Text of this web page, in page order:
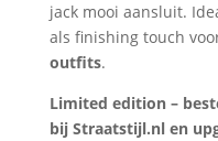
jack mooi aansluit.
als finishing touch
outfits.
Limited edition –
bij Straatstijl.nl en